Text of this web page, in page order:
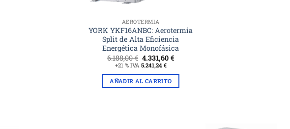
AEROTERMIA
YORK YKF16ANBC: Aerotermia
Split de Alta Eficiencia
Energética Monofásica
6.188,00€ El
precio
original
era:
6.188,00 €.
4.331,60€El
es:
+21 % IVA 5.241,24 €
AÑADIR AL CARRITO